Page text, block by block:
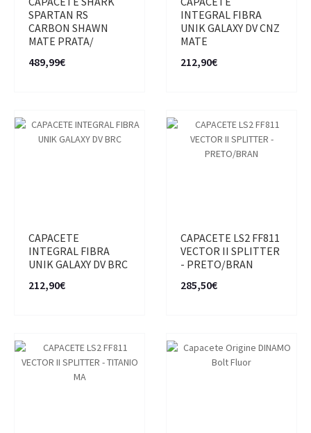
SPARTAN RS
CARBON SHAWN
MATE PRATA/
489,99€
INTEGRAL FIBRA
UNIK GALAXY DV CNZ
MATE
212,90€
CAPACETE
INTEGRAL FIBRA
UNIK GALAXY DV BRC
212,90€
CAPACETE LS2 FF811
VECTOR II SPLITTER
- PRETO/BRAN
285,50€